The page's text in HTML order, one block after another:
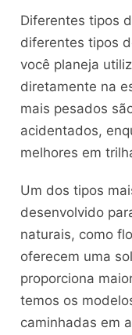
Diferentes tipos
diferentes tipos
você planeja
diretamente na
mais pesados
acidentados,
melhores em
Um dos tipos
desenvolvido
naturais, como
oferecem uma
proporciona
temos os
caminhadas em